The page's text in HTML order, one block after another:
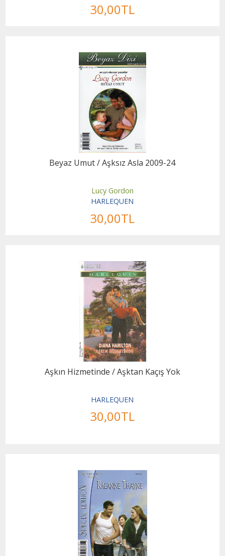
30,00TL
Beyaz Umut / Aşksız Asla 2009-24
Lucy Gordon
HARLEQUEN
30,00TL
Aşkın Hizmetinde / Aşktan Kaçış Yok
HARLEQUEN
30,00TL